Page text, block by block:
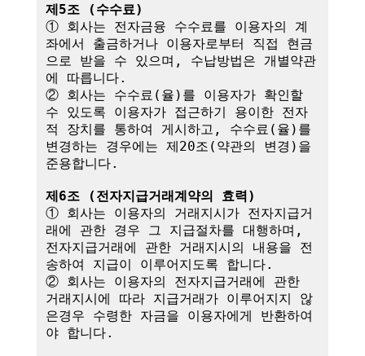
제5조 (수수료)
① 회사는 전자금융 수수료를 이용자의 계
좌에서 출금하거나 이용자로부터 직접 현금
으로 받을 수 있으며, 수납방법은 개별약관
에 따릅니다.
② 회사는 수수료(율)를 이용자가 확인할
수 있도록 이용자가 접근하기 용이한 전자
적 장치를 통하여 게시하고, 수수료(율)를
변경하는 경우에는 제20조(약관의 변경)을
준용합니다.
제6조 (전자지급거래계약의 효력)
① 회사는 이용자의 거래지시가 전자지급거
래에 관한 경우 그 지급절차를 대행하며,
전자지급거래에 관한 거래지시의 내용을 전
송하여 지급이 이루어지도록 합니다.
② 회사는 이용자의 전자지급거래에 관한
거래지시에 따라 지급거래가 이루어지지 않
은경우 수령한 자금을 이용자에게 반환하여
야 합니다.